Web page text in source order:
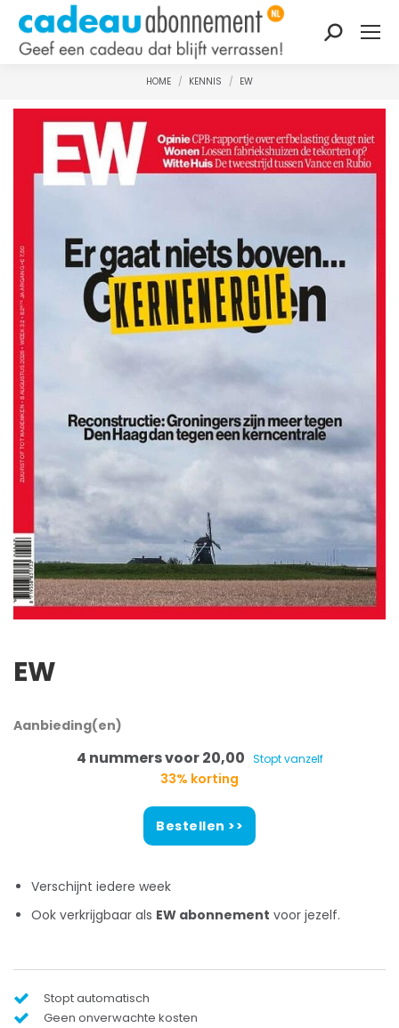
Zoeken:
Je bent hier:
HOME KENNIS EW
EW
Aanbieding(en)
4 nummers voor 20,00 Stopt vanzelf
33% korting
Bestellen >>
Verschijnt iedere week
Ook verkrijgbaar als EW abonnement voor jezelf.
Stopt automatisch
Geen onverwachte kosten